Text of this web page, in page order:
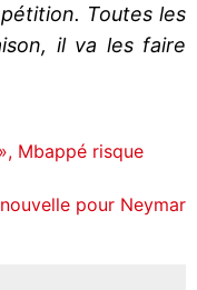
Toutes les
il va les faire
Mbappé risque
pour Neymar